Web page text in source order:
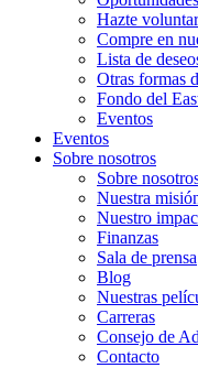
Hazte
Compre en
Lista de
Otras formas
Fondo del
Eventos
Eventos
Sobre nosotros
Sobre
Nuestra
Nuestro
Finanzas
Sala de prensa
Blog
Nuestras
Carreras
Consejo de
Contacto